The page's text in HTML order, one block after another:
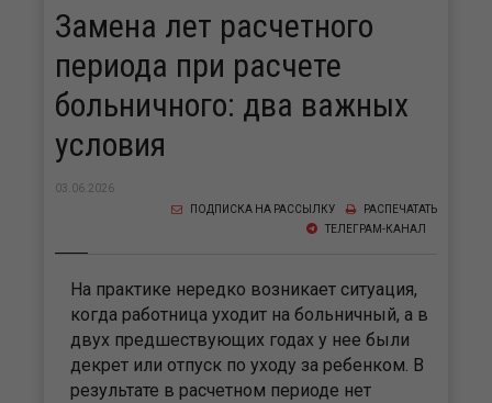
Замена лет расчетного
периода при расчете
больничного: два важных
условия
03.06.2026
РАСПЕЧАТАТЬ
ПОДПИСКА НА РАССЫЛКУ
ТЕЛЕГРАМ-КАНАЛ
На практике нередко возникает ситуация,
когда работница уходит на больничный, а в
двух предшествующих годах у нее были
декрет или отпуск по уходу за ребенком. В
результате в расчетном периоде нет